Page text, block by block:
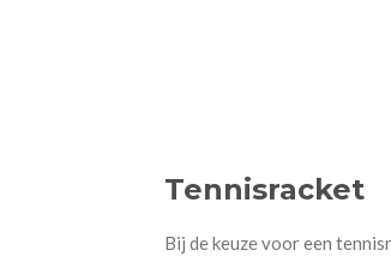
Tennisracket
Bij de keuze voor een